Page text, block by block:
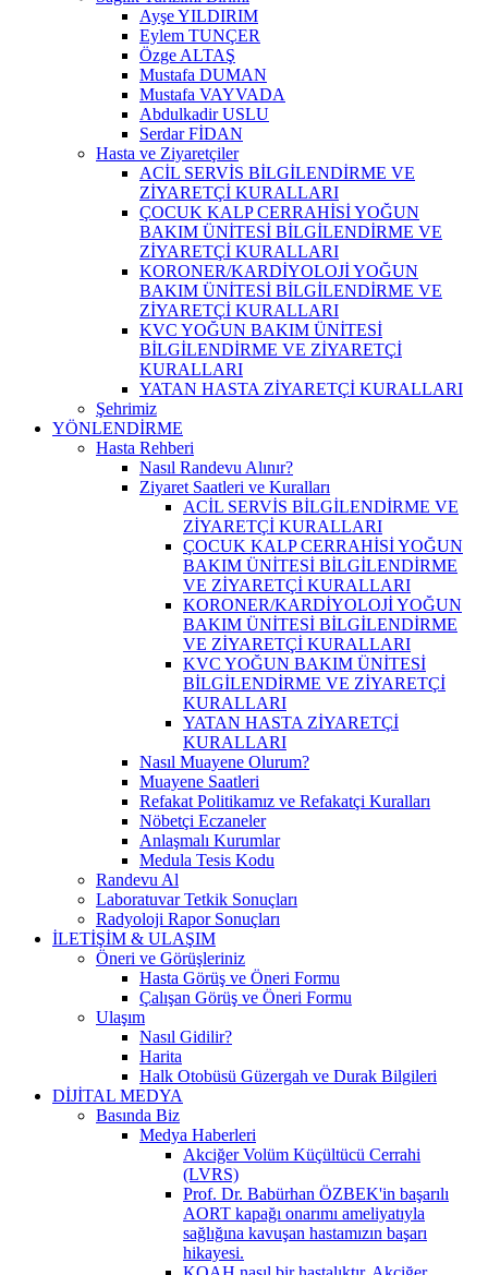
Ayşe YILDIRIM
Eylem TUNÇER
Özge ALTAŞ
Mustafa DUMAN
Mustafa VAYVADA
Abdulkadir USLU
Serdar FİDAN
Hasta ve Ziyaretçiler
ACİL SERVİS BİLGİLENDİRME VE
ZİYARETÇİ KURALLARI
ÇOCUK KALP CERRAHİSİ YOĞUN
BAKIM ÜNİTESİ BİLGİLENDİRME VE
ZİYARETÇİ KURALLARI
KORONER/KARDİYOLOJİ YOĞUN
BAKIM ÜNİTESİ BİLGİLENDİRME VE
ZİYARETÇİ KURALLARI
KVC YOĞUN BAKIM ÜNİTESİ
BİLGİLENDİRME VE ZİYARETÇİ
KURALLARI
YATAN HASTA ZİYARETÇİ KURALLARI
Şehrimiz
YÖNLENDİRME
Hasta Rehberi
Nasıl Randevu Alınır?
Ziyaret Saatleri ve Kuralları
ACİL SERVİS BİLGİLENDİRME VE
ZİYARETÇİ KURALLARI
ÇOCUK KALP CERRAHİSİ YOĞUN
BAKIM ÜNİTESİ BİLGİLENDİRME
VE ZİYARETÇİ KURALLARI
KORONER/KARDİYOLOJİ YOĞUN
BAKIM ÜNİTESİ BİLGİLENDİRME
VE ZİYARETÇİ KURALLARI
KVC YOĞUN BAKIM ÜNİTESİ
BİLGİLENDİRME VE ZİYARETÇİ
KURALLARI
YATAN HASTA ZİYARETÇİ
KURALLARI
Nasıl Muayene Olurum?
Muayene Saatleri
Refakat Politikamız ve Refakatçi Kuralları
Nöbetçi Eczaneler
Anlaşmalı Kurumlar
Medula Tesis Kodu
Randevu Al
Laboratuvar Tetkik Sonuçları
Radyoloji Rapor Sonuçları
İLETİŞİM & ULAŞIM
Öneri ve Görüşleriniz
Hasta Görüş ve Öneri Formu
Çalışan Görüş ve Öneri Formu
Ulaşım
Nasıl Gidilir?
Harita
Halk Otobüsü Güzergah ve Durak Bilgileri
DİJİTAL MEDYA
Basında Biz
Medya Haberleri
Akciğer Volüm Küçültücü Cerrahi
(LVRS)
Prof. Dr. Babürhan ÖZBEK'in başarılı
AORT kapağı onarımı ameliyatıyla
sağlığına kavuşan hastamızın başarı
hikayesi.